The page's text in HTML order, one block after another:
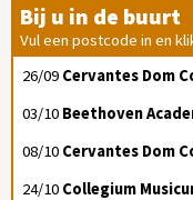
Bij u in de buurt
Vul een postcode in en
26/09 Cervantes Dom
03/10 Beethoven
08/10 Cervantes Dom
24/10 Collegium